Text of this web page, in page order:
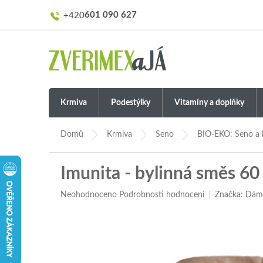
601 090 627
Krmiva Podestýlky Vitamíny a doplňky
Domů Krmiva Seno BIO-EKO: Seno a
Imunita - bylinná směs 60
Průměrné
Neohodnoceno Podrobnosti hodnocení Značka: